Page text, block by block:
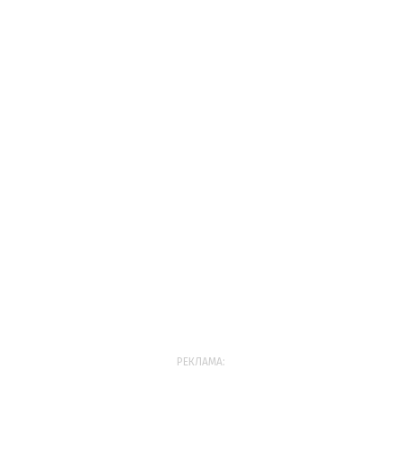
РЕКЛАМА: